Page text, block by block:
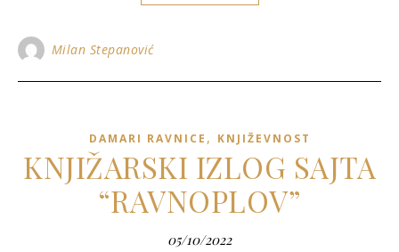
Milan Stepanović
DAMARI RAVNICE , KNJIŽEVNOST
KNJIŽARSKI IZLOG SAJTA
“RAVNOPLOV”
05/10/2022